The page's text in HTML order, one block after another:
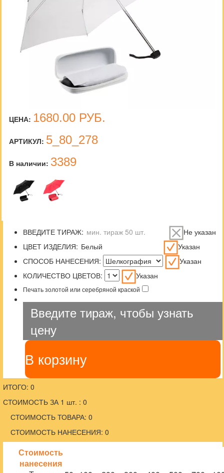
ЦЕНА: 1680.00 РУБ.
АРТИКУЛ: 5_80_278
В наличии: 3389
ВВЕДИТЕ ТИРАЖ:
Не указан
ЦВЕТ ИЗДЕЛИЯ:
Указан
СПОСОБ НАНЕСЕНИЯ:
Указан
КОЛИЧЕСТВО ЦВЕТОВ:
Указан
Печать золотой или серебряной краской
Введите тираж, чтобы узнать
цену
В корзину
ИТОГО: 0
СТОИМОСТЬ ЗА 1 шт. : 0
СТОИМОСТЬ ТОВАРА: 0
СТОИМОСТЬ НАНЕСЕНИЯ: 0
Стоимость
нанесения